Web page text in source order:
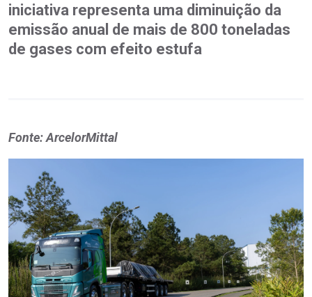
iniciativa representa uma diminuição da
emissão anual de mais de 800 toneladas
de gases com efeito estufa
Fonte: ArcelorMittal